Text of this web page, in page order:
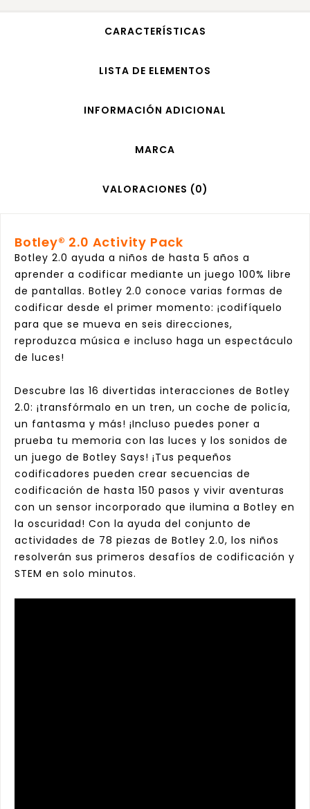
CARACTERÍSTICAS
LISTA DE ELEMENTOS
INFORMACIÓN ADICIONAL
MARCA
VALORACIONES (0)
Botley® 2.0 Activity Pack
Botley 2.0 ayuda a niños de hasta 5 años a
aprender a codificar mediante un juego 100% libre
de pantallas. Botley 2.0 conoce varias formas de
codificar desde el primer momento: ¡codifíquelo
para que se mueva en seis direcciones,
reproduzca música e incluso haga un espectáculo
de luces!
Descubre las 16 divertidas interacciones de Botley
2.0: ¡transfórmalo en un tren, un coche de policía,
un fantasma y más! ¡Incluso puedes poner a
prueba tu memoria con las luces y los sonidos de
un juego de Botley Says! ¡Tus pequeños
codificadores pueden crear secuencias de
codificación de hasta 150 pasos y vivir aventuras
con un sensor incorporado que ilumina a Botley en
la oscuridad! Con la ayuda del conjunto de
actividades de 78 piezas de Botley 2.0, los niños
resolverán sus primeros desafíos de codificación y
STEM en solo minutos.